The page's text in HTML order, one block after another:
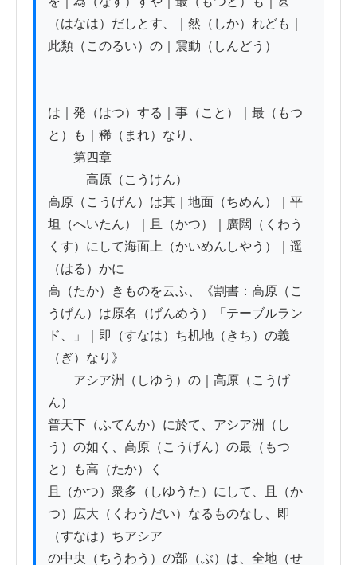
（はなは）だしとす、｜然（しか）れども｜
此類（このるい）の｜震動（しんどう）
は｜発（はつ）する｜事（こと）｜最（もつ
と）も｜稀（まれ）なり、
第四章
高原（こうけん）
高原（こうげん）は其｜地面（ちめん）｜平
坦（へいたん）｜且（かつ）｜廣闊（くわう
くす）にして海面上（かいめんしやう）｜遥
（はる）かに
高（たか）きものを云ふ、《割書：高原（こ
うげん）は原名（げんめう）「テーブルラン
ド、」｜即（すなは）ち机地（きち）の義
（ぎ）なり》
アシア洲（しゆう）の｜高原（こうげ
ん）
普天下（ふてんか）に於て、アシア洲（し
う）の如く、高原（こうげん）の最（もつ
と）も高（たか）く
且（かつ）衆多（しゆうた）にして、且（か
つ）広大（くわうだい）なるものなし、即
（すなは）ちアシア
の中央（ちうわう）の部（ぶ）は、全地（せ